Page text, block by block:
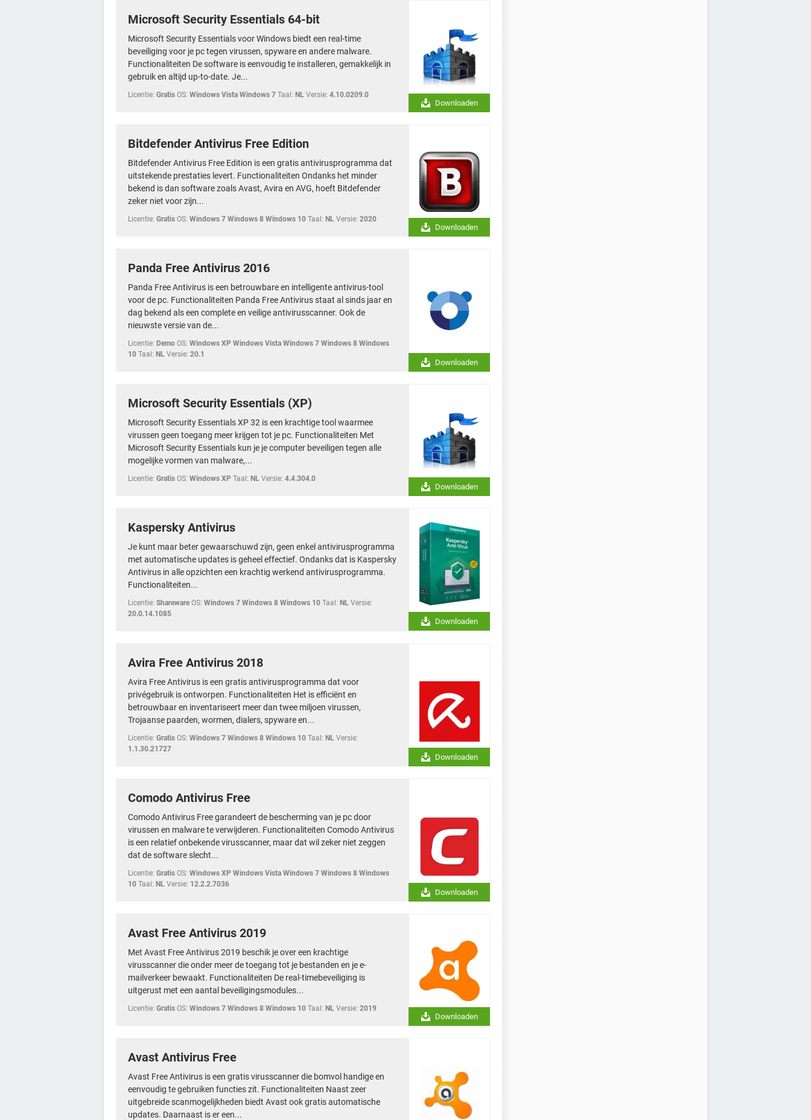
Microsoft Security Essentials 64-bit
Microsoft Security Essentials voor Windows biedt een real-time
beveiliging voor je pc tegen virussen, spyware en andere malware.
Functionaliteiten De software is eenvoudig te installeren, gemakkelijk in
gebruik en altijd up-to-date. Je...
Licentie: Gratis OS: Windows Vista Windows 7 Taal: NL Versie: 4.10.0209.0
Downloaden
Bitdefender Antivirus Free Edition
Bitdefender Antivirus Free Edition is een gratis antivirusprogramma dat
uitstekende prestaties levert. Functionaliteiten Ondanks het minder
bekend is dan software zoals Avast, Avira en AVG, hoeft Bitdefender
zeker niet voor zijn...
Licentie: Gratis OS: Windows 7 Windows 8 Windows 10 Taal: NL Versie: 2020
Downloaden
Panda Free Antivirus 2016
Panda Free Antivirus is een betrouwbare en intelligente antivirus-tool
voor de pc. Functionaliteiten Panda Free Antivirus staat al sinds jaar en
dag bekend als een complete en veilige antivirusscanner. Ook de
nieuwste versie van de...
Licentie: Demo OS: Windows XP Windows Vista Windows 7 Windows 8 Windows
10 Taal: NL Versie: 20.1
Downloaden
Microsoft Security Essentials (XP)
Microsoft Security Essentials XP 32 is een krachtige tool waarmee
virussen geen toegang meer krijgen tot je pc. Functionaliteiten Met
Microsoft Security Essentials kun je je computer beveiligen tegen alle
mogelijke vormen van malware,...
Licentie: Gratis OS: Windows XP Taal: NL Versie: 4.4.304.0
Downloaden
Kaspersky Antivirus
Je kunt maar beter gewaarschuwd zijn, geen enkel antivirusprogramma
met automatische updates is geheel effectief. Ondanks dat is Kaspersky
Antivirus in alle opzichten een krachtig werkend antivirusprogramma.
Functionaliteiten...
Licentie: Shareware OS: Windows 7 Windows 8 Windows 10 Taal: NL Versie:
20.0.14.1085
Downloaden
Avira Free Antivirus 2018
Avira Free Antivirus is een gratis antivirusprogramma dat voor
privégebruik is ontworpen. Functionaliteiten Het is efficiënt en
betrouwbaar en inventariseert meer dan twee miljoen virussen,
Trojaanse paarden, wormen, dialers, spyware en...
Licentie: Gratis OS: Windows 7 Windows 8 Windows 10 Taal: NL Versie:
1.1.30.21727
Downloaden
Comodo Antivirus Free
Comodo Antivirus Free garandeert de bescherming van je pc door
virussen en malware te verwijderen. Functionaliteiten Comodo Antivirus
is een relatief onbekende virusscanner, maar dat wil zeker niet zeggen
dat de software slecht...
Licentie: Gratis OS: Windows XP Windows Vista Windows 7 Windows 8 Windows
10 Taal: NL Versie: 12.2.2.7036
Downloaden
Avast Free Antivirus 2019
Met Avast Free Antivirus 2019 beschik je over een krachtige
virusscanner die onder meer de toegang tot je bestanden en je e-
mailverkeer bewaakt. Functionaliteiten De real-timebeveiliging is
uitgerust met een aantal beveiligingsmodules...
Licentie: Gratis OS: Windows 7 Windows 8 Windows 10 Taal: NL Versie: 2019
Downloaden
Avast Antivirus Free
Avast Free Antivirus is een gratis virusscanner die bomvol handige en
eenvoudig te gebruiken functies zit. Functionaliteiten Naast zeer
uitgebreide scanmogelijkheden biedt Avast ook gratis automatische
updates. Daarnaast is er een...